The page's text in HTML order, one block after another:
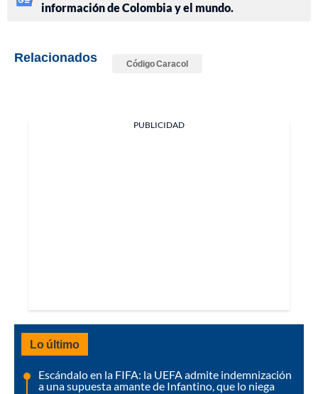
información de Colombia y el mundo.
Relacionados Código Caracol
PUBLICIDAD
Lo último
Escándalo en la FIFA: la UEFA admite indemnización
a una supuesta amante de Infantino, que lo niega